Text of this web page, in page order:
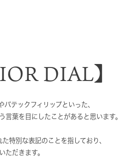
DIAL】
テックフィリップといった、
葉を目にしたことがあると思います。
特別な表記のことを指しており、
ただきます。